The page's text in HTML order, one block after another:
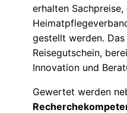
erhalten Sachpreise,
gestellt werden.
Reisegutschein,
Innovation und
Gewertet werden